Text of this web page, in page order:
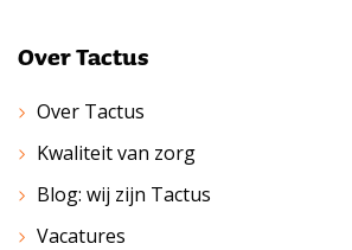
Over Tactus
Over Tactus
Kwaliteit van zorg
Blog: wij zijn Tactus
Vacatures